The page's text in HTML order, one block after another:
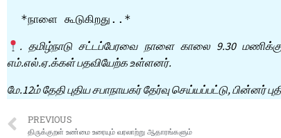
  *நாளை கூடுகிறது..*
. தமிழ்நாடு சட்டப்பேரவை நாளை காலை 9.30 மணிக்கு
எம்.எல்.ஏ.க்கள் பதவியேற்க உள்ளனர்.
மே.12ம் தேதி புதிய சபாநாயகர் தேர்வு செய்யப்பட்டு, பின்னர்
PREVIOUS
திருக்குறள் உண்மை உரையும் வரலாற்று ஆதாரங்களும்